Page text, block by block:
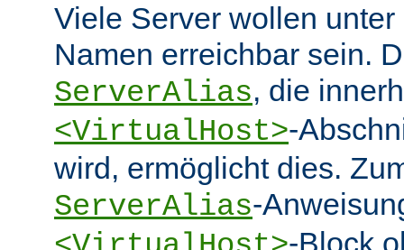
Viele Server wollen
Namen erreichbar sein.
ServerAlias, die
<VirtualHost>-
wird, ermöglicht dies.
ServerAlias-
-Block